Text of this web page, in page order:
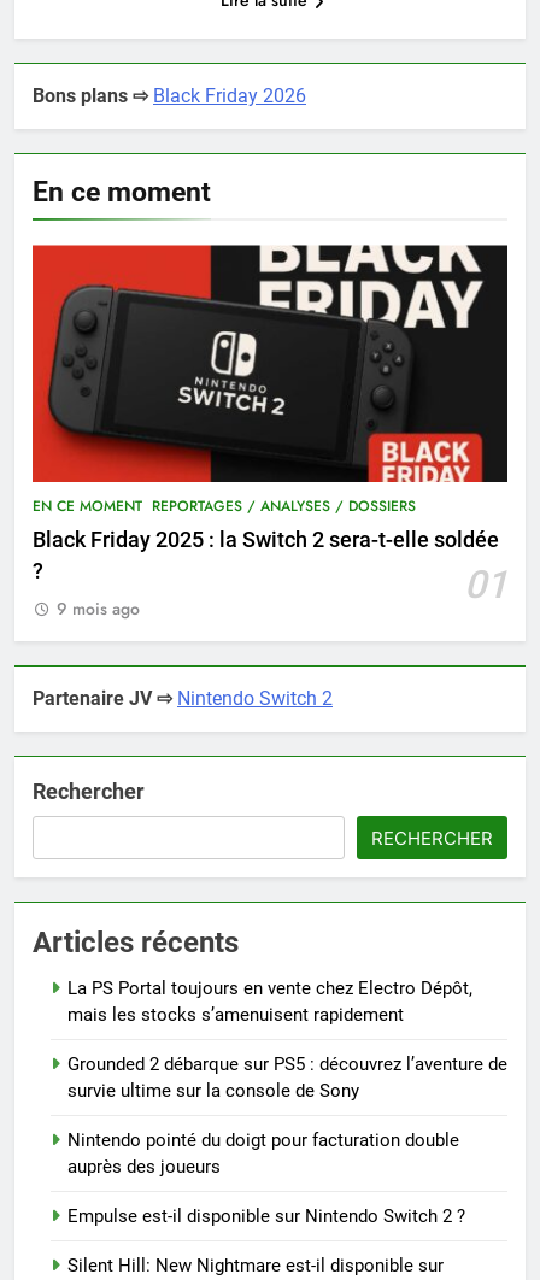
Bons plans ⇨ Black Friday 2026
En ce moment
EN CE MOMENT REPORTAGES / ANALYSES / DOSSIERS
Black Friday 2025 : la Switch 2 sera-t-elle soldée
?
01
9 mois ago
Partenaire JV ⇨ Nintendo Switch 2
Rechercher
RECHERCHER
Articles récents
La PS Portal toujours en vente chez Electro Dépôt,
mais les stocks s’amenuisent rapidement
Grounded 2 débarque sur PS5 : découvrez l’aventure de
survie ultime sur la console de Sony
Nintendo pointé du doigt pour facturation double
auprès des joueurs
Empulse est-il disponible sur Nintendo Switch 2 ?
Silent Hill: New Nightmare est-il disponible sur